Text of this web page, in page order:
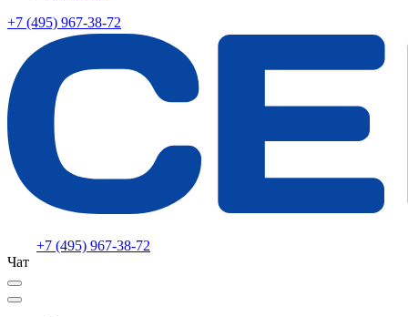
+7 (495) 967-38-72
+7 (495) 967-38-72
Чат